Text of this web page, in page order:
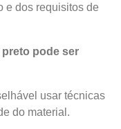
e dos requisitos de
pode ser
usar técnicas
do material.